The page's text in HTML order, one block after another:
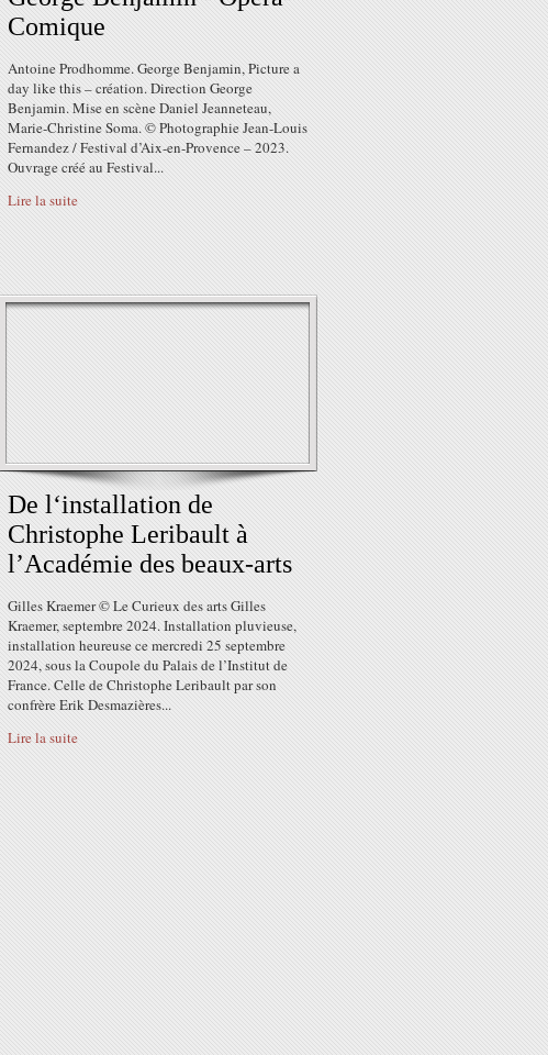
Comique
Antoine Prodhomme. George Benjamin, Picture a
day like this – création. Direction George
Benjamin. Mise en scène Daniel Jeanneteau,
Marie-Christine Soma. © Photographie Jean-Louis
Fernandez / Festival d’Aix-en-Provence – 2023.
Ouvrage créé au Festival...
Lire la suite
​​​​​​​De l‘installation de
Christophe Leribault à
l’Académie des beaux-arts
Gilles Kraemer © Le Curieux des arts Gilles
Kraemer, septembre 2024. Installation pluvieuse,
installation heureuse ce mercredi 25 septembre
2024, sous la Coupole du Palais de l’Institut de
France. Celle de Christophe Leribault par son
confrère Erik Desmazières...
Lire la suite